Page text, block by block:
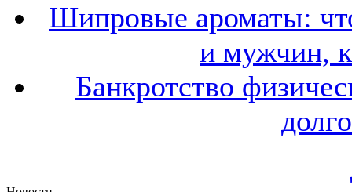
Шипровые ароматы:
и мужчин,
Банкротство